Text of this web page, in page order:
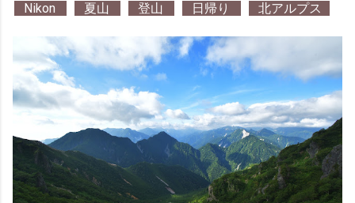
Nikon
夏山 登山 日帰り 北アルプス